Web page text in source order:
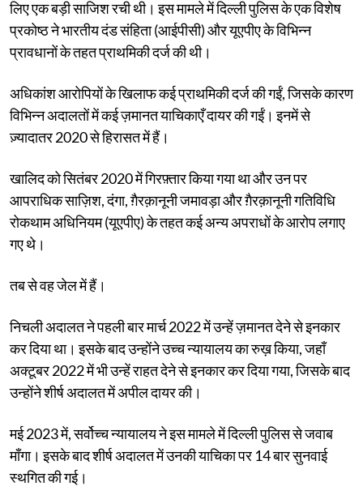
लिए एक बड़ी साजिश रची थी। इस मामले में दिल्ली पुलिस के एक विशेष
प्रकोष्ठ ने भारतीय दंड संहिता (आईपीसी) और यूएपीए के विभिन्न
प्रावधानों के तहत प्राथमिकी दर्ज की थी।
अधिकांश आरोपियों के खिलाफ कई प्राथमिकी दर्ज की गईं, जिसके कारण
विभिन्न अदालतों में कई ज़मानत याचिकाएँ दायर की गईं। इनमें से
ज़्यादातर 2020 से हिरासत में हैं।
खालिद को सितंबर 2020 में गिरफ़्तार किया गया था और उन पर
आपराधिक साज़िश, दंगा, ग़ैरक़ानूनी जमावड़ा और ग़ैरक़ानूनी गतिविधि
रोकथाम अधिनियम (यूएपीए) के तहत कई अन्य अपराधों के आरोप लगाए
गए थे।
तब से वह जेल में हैं।
निचली अदालत ने पहली बार मार्च 2022 में उन्हें ज़मानत देने से इनकार
कर दिया था। इसके बाद उन्होंने उच्च न्यायालय का रुख़ किया, जहाँ
अक्टूबर 2022 में भी उन्हें राहत देने से इनकार कर दिया गया, जिसके बाद
उन्होंने शीर्ष अदालत में अपील दायर की।
मई 2023 में, सर्वोच्च न्यायालय ने इस मामले में दिल्ली पुलिस से जवाब
माँगा। इसके बाद शीर्ष अदालत में उनकी याचिका पर 14 बार सुनवाई
स्थगित की गई।